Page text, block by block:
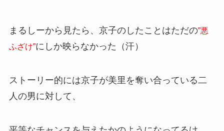
まるしーから見たら、京子のしたことはただの”悪
ふざけ”にしか映らなかった（汗）
ストーリー的には京子が美里を奪い合っている二
人の男に対して、